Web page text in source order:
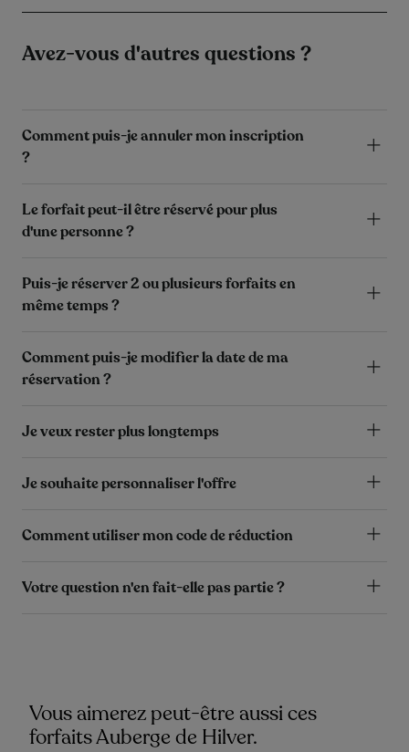
Avez-vous d'autres questions ?
Comment puis-je annuler mon inscription
?
Le forfait peut-il être réservé pour plus
d'une personne ?
Puis-je réserver 2 ou plusieurs forfaits en
même temps ?
Comment puis-je modifier la date de ma
réservation ?
Je veux rester plus longtemps
Je souhaite personnaliser l'offre
Comment utiliser mon code de réduction
Votre question n'en fait-elle pas partie ?
Vous aimerez peut-être aussi ces
forfaits Auberge de Hilver.